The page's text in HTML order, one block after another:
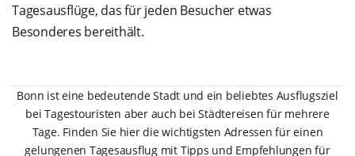
Tagesausflüge, das für jeden Besucher etwas
Besonderes bereithält.
Bonn ist eine bedeutende Stadt und ein beliebtes Ausflugsziel
bei Tagestouristen aber auch bei Städtereisen für mehrere
Tage. Finden Sie hier die wichtigsten Adressen für einen
gelungenen Tagesausflug mit Tipps und Empfehlungen für